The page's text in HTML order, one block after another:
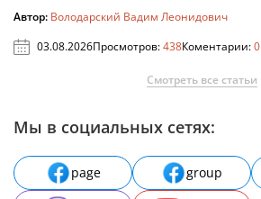
Автор: Володарский Вадим Леонидович
03.08.2026Просмотров:438Коментарии:0
Смотреть все статьи
Мы в социальных сетях:
page group